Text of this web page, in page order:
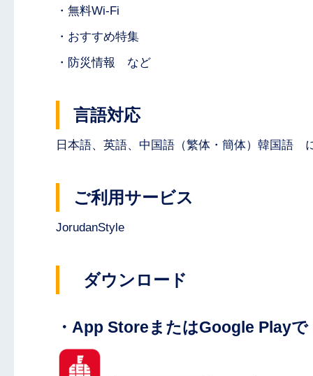
・無料Wi-Fi
・おすすめ特集
・防災情報 など
言語対応
日本語、英語、中国語（繁体・簡体）韓国語
ご利用サービス
JorudanStyle
ダウンロード
・App StoreまたはGoogle Play